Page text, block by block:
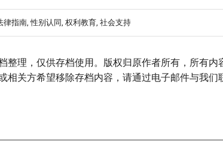
律指南, 性别认同, 权利教育, 社会支持
整理，仅供存档使用。版权归原作者所有，所有内
相关方希望移除存档内容，请通过电子邮件与我们